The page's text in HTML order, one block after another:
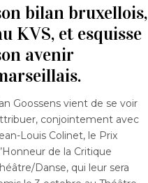
bilan bruxellois,
KVS, et esquisse
avenir
Goossens vient de se voir
conjointement avec
Louis Colinet, le Prix
de la Critique
Danse, qui leur sera